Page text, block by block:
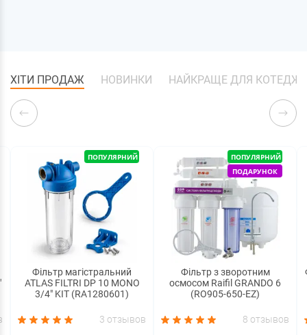
ХІТИ ПРОДАЖ НОВИНКИ НАЙКРАЩЕ ДЛЯ
ПОПУЛЯРНИЙ
Фільтр магістральний
ATLAS FILTRI DP 10 MONO
3/4" KIT (RA1280601)
3 отзывов
ПОПУЛЯРНИЙ
ПОДАРУНОК
Фільтр з зворотним
осмосом Raifil GRANDO 6
(RO905-650-EZ)
8 отзывов